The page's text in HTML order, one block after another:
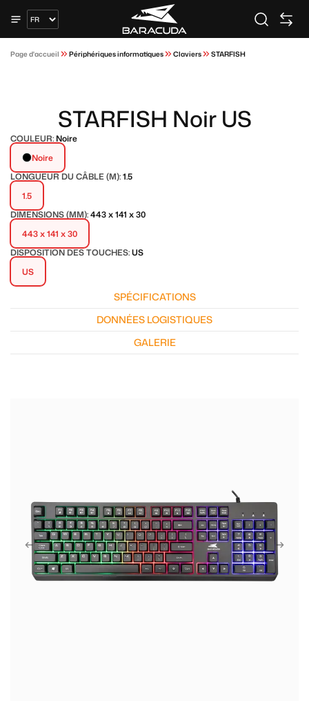
Page d'accueil Périphériques informatiques Claviers STARFISH
STARFISH Noir US
COULEUR:Noire
Noire
LONGUEUR DU CÂBLE (M):1.5
1.5
DIMENSIONS (MM):443 x 141 x 30
443 x 141 x 30
DISPOSITION DES TOUCHES:US
US
SPÉCIFICATIONS
DONNÉES LOGISTIQUES
GALERIE